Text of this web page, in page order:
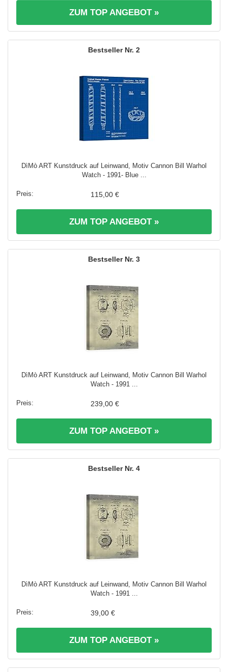
ZUM TOP ANGEBOT »
2
DìMò ART Kunstdruck auf Leinwand, Motiv Cannon Bill Warhol
Watch - 1991- Blue ...
115,00 €
ZUM TOP ANGEBOT »
3
DìMò ART Kunstdruck auf Leinwand, Motiv Cannon Bill Warhol
Watch - 1991 ...
239,00 €
ZUM TOP ANGEBOT »
4
DìMò ART Kunstdruck auf Leinwand, Motiv Cannon Bill Warhol
Watch - 1991 ...
39,00 €
ZUM TOP ANGEBOT »